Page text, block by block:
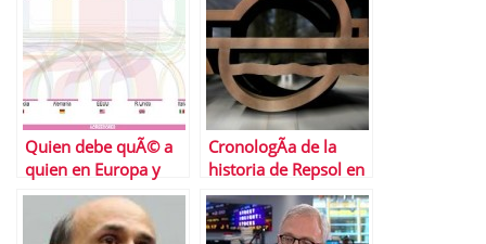
Quien debe quÃ© a
quien en Europa y
Estados Unidos
CronologÃ­a de la
historia de Repsol en
Argentina